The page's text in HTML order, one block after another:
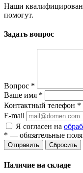
Наши
помогут.
Задать вопрос
Вопрос *
Ваше имя *
Контактный телефон *
E-mail
Я согласен на
* — обязательные поля
Сбросить
Наличие на складе